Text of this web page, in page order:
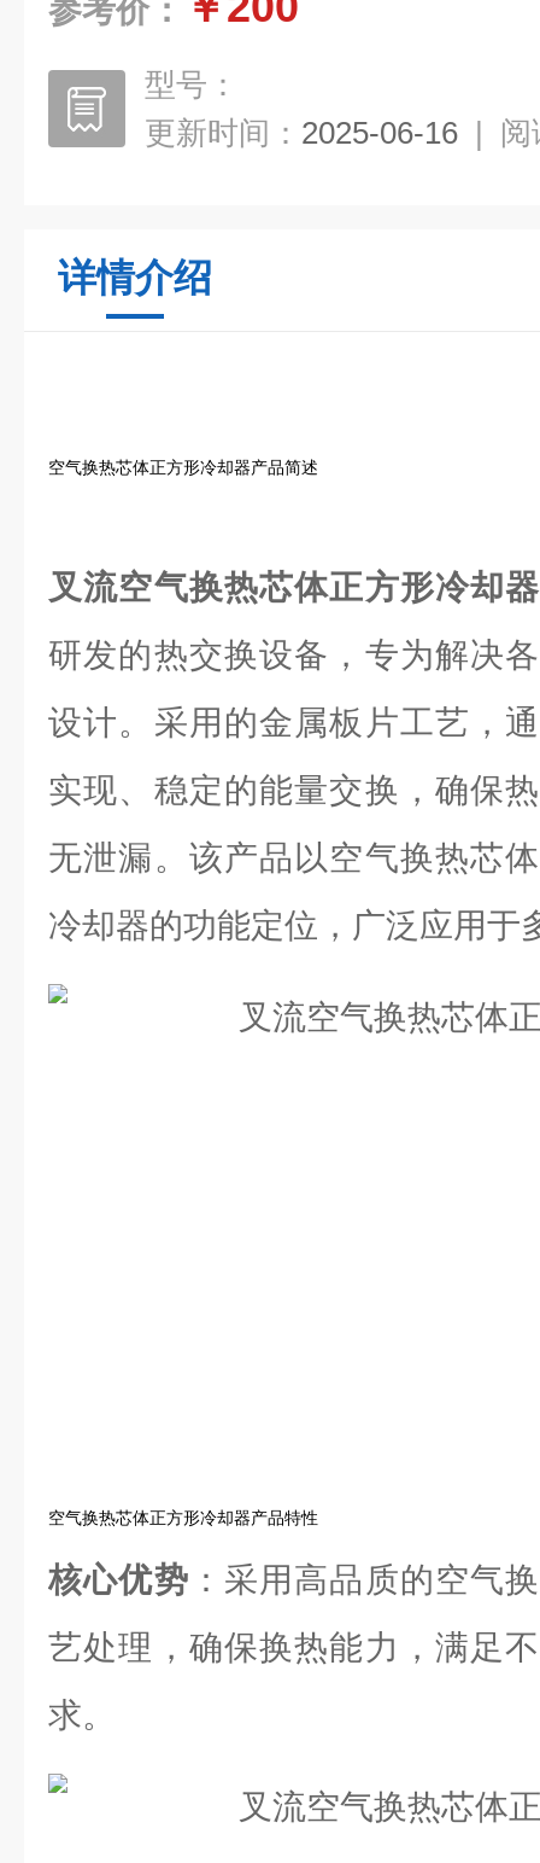
参考价：
型号：
更新时间： 2025-06-16 | 阅
详情介绍
空气换热芯体正方形冷却器产品简述
叉流空气换热芯体正方形冷却器
研发的热交换设备，专为解决
设计。采用的金属板片工艺，
实现、稳定的能量交换，确保
无泄漏。该产品以空气换热芯
冷却器的功能定位，广泛应用于
空气换热芯体正方形冷却器产品特性
核心优势 ：采用高品质的空气
艺处理，确保换热能力，满足
求。